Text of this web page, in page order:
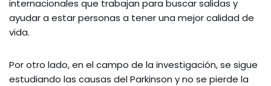
internacionales que trabajan para buscar salidas y
ayudar a estar personas a tener una mejor calidad de
vida.
Por otro lado, en el campo de la investigación, se sigue
estudiando las causas del Parkinson y no se pierde la